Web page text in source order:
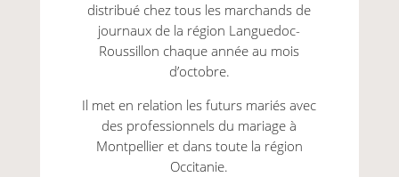
distribué chez tous les marchands de
journaux de la région Languedoc-
Roussillon chaque année au mois
d’octobre.
Il met en relation les futurs mariés avec
des professionnels du mariage à
Montpellier et dans toute la région
Occitanie.